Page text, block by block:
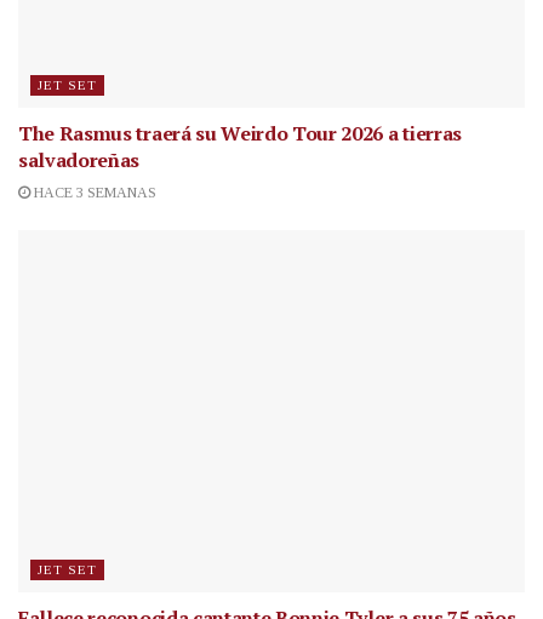
JET SET
The Rasmus traerá su Weirdo Tour 2026 a tierras
salvadoreñas
HACE 3 SEMANAS
JET SET